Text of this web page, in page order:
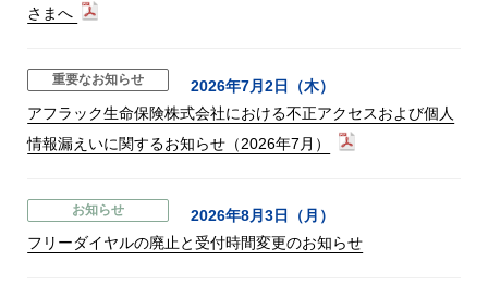
さまへ
重要なお知らせ
2026年7月2日（木）
アフラック生命保険株式会社における不正アクセスおよび個人
情報漏えいに関するお知らせ（2026年7月）
お知らせ
2026年8月3日（月）
フリーダイヤルの廃止と受付時間変更のお知らせ